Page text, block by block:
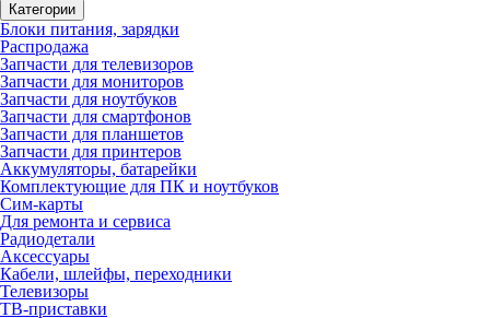
Категории
Блоки питания, зарядки
Распродажа
Запчасти для телевизоров
Запчасти для мониторов
Запчасти для ноутбуков
Запчасти для смартфонов
Запчасти для планшетов
Запчасти для принтеров
Аккумуляторы, батарейки
Комплектующие для ПК и ноутбуков
Сим-карты
Для ремонта и сервиса
Радиодетали
Аксессуары
Кабели, шлейфы, переходники
Телевизоры
ТВ-приставки